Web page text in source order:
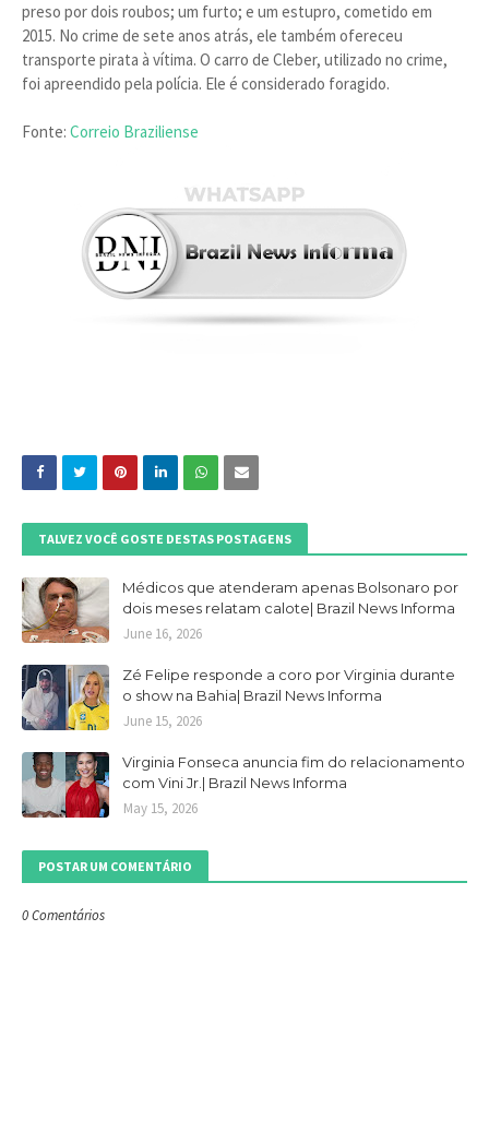
preso por dois roubos; um furto; e um estupro, cometido em
2015. No crime de sete anos atrás, ele também ofereceu
transporte pirata à vítima. O carro de Cleber, utilizado no crime,
foi apreendido pela polícia. Ele é considerado foragido.
Fonte: Correio Braziliense
TALVEZ VOCÊ GOSTE DESTAS POSTAGENS
Médicos que atenderam apenas Bolsonaro por
dois meses relatam calote| Brazil News Informa
June 16, 2026
Zé Felipe responde a coro por Virginia durante
o show na Bahia| Brazil News Informa
June 15, 2026
Virginia Fonseca anuncia fim do relacionamento
com Vini Jr.| Brazil News Informa
May 15, 2026
POSTAR UM COMENTÁRIO
0 Comentários